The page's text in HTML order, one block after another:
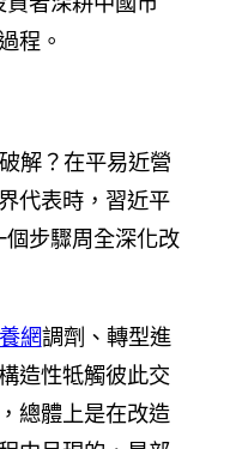
程。
解？在平易近營
代表時，習近平
步驟周全深化改
網調劑、轉型進
造性牴觸彼此交
總體上是在改造